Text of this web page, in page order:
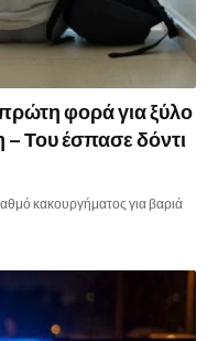
φορά για ξύλο
Του έσπασε δόντι
κακουργήματος για βαριά